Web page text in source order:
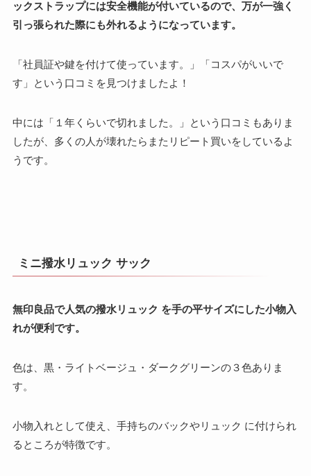
ックストラップには安全機能が付いているので、万が一強く
引っ張られた際にも外れるようになっています。
「社員証や鍵を付けて使っています。」「コスパがいいで
す」という口コミを見つけましたよ！
中には「１年くらいで切れました。」という口コミもありま
したが、多くの人が壊れたらまたリピート買いをしているよ
うです。
ミニ撥水リュック サック
無印良品で人気の撥水リュック を手の平サイズにした小物入
れが便利です。
色は、黒・ライトベージュ・ダークグリーンの３色ありま
す。
小物入れとして使え、手持ちのバックやリュック に付けられ
るところが特徴です。